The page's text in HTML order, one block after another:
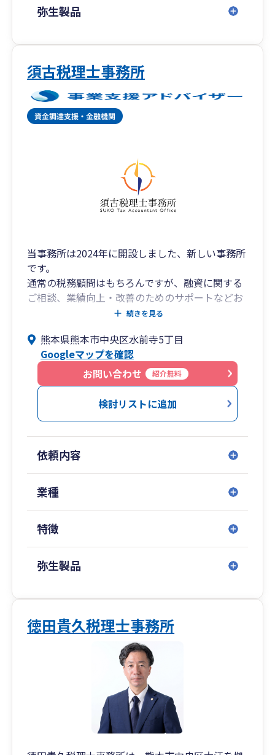
◎TTSマネジメント株式会社（どんたく会計、ひ
・記帳代行サービス
・アウトソーシングサービス
・各種コンプライアンスサービス
◎武内マネジメントオフィス
[熊 本]熊本市中央区坪井6-23-3 096-345-6211
[福 岡]福岡市中央区舞鶴2-8-20 092-781-0251
[相続税専門]福岡市中央区長浜2-2-8 092-718-
2900
弥生製品
須古税理士事務所
当事務所は2024年に開設しました、新しい事務所
です。
通常の税務顧問はもちろんですが、融資に関する
ご相談、業績向上・改善のためのサポートなどお
客様のニーズに合わせたサービスを提供していき
会計ソフトの導入、経理に関することもご相談く
ださい。
顧問契約をするまではないけど、税理士に相談し
たい・・などの単発での対応も受け付けておりま
卸売業・小売業・サービス業・建設業・医療（法
すが、Web会議システムを利用し全国対応してお
ります。
まずはぜひお気軽にお問い合わせください。
続きを見る
熊本県熊本市中央区水前寺5丁目
Googleマップを確認
お問い合わせ
紹介無料
検討リストに追加
依頼内容
業種
特徴
弥生製品
徳田貴久税理士事務所